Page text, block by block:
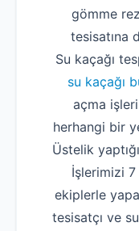
gömme
tesisatına
Su kaçağı
su kaçağı
açma
herhangi bir
Üstelik
İşlerimizi
ekiplerle
tesisatçı ve